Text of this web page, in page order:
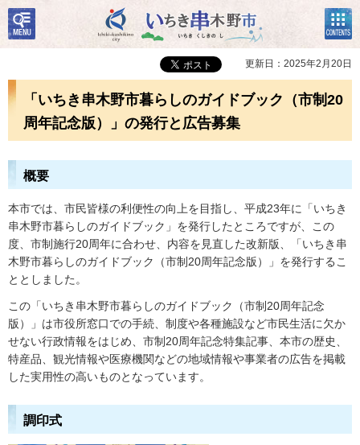
いちき串木野市
検
索・
共通
コン
テン
ツメ
ニュ
更新日：2025年2月20日
「いちき串木野市暮らしのガイドブック（市制20
周年記念版）」の発行と広告募集
概要
本市では、市民皆様の利便性の向上を目指し、平成23年に「いちき
串木野市暮らしのガイドブック」を発行したところですが、この
度、市制施行20周年に合わせ、内容を見直した改新版、「いちき串
木野市暮らしのガイドブック（市制20周年記念版）」を発行するこ
ととしました。
この「いちき串木野市暮らしのガイドブック（市制20周年記念
版）」は市役所窓口での手続、制度や各種施設など市民生活に欠か
せない行政情報をはじめ、市制20周年記念特集記事、本市の歴史、
特産品、観光情報や医療機関などの地域情報や事業者の広告を掲載
した実用性の高いものとなっています。
調印式